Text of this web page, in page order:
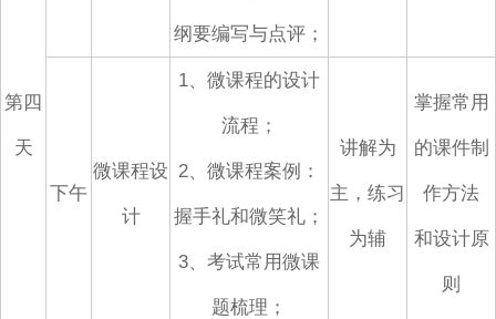
第四
天
纲要编写与点评；
下午
微课程设
计
1、微课程的设计
流程；
2、微课程案例：
握手礼和微笑礼；
3、考试常用微课
题梳理；
讲解为
主，练习
为辅
掌握常用
的课件制
作方法
和设计原
则